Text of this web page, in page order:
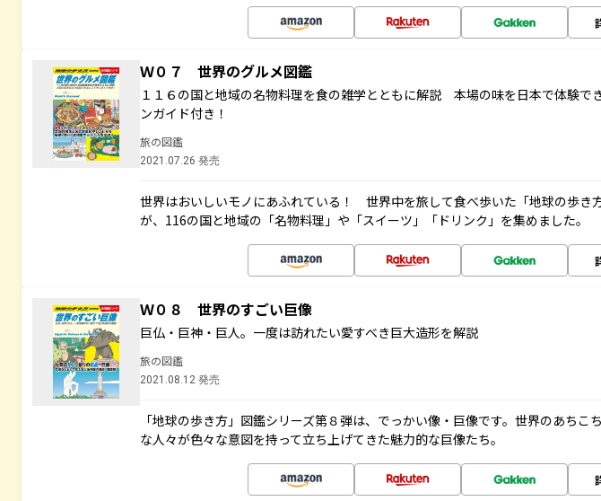
Ｗ０７ 世界のグルメ図鑑
１１６の国と地域の名物料理を食の雑学とともに解説 本場の味を日本で体験で
ンガイド付き！
旅の図鑑
2021.07.26 発売
世界はおいしいモノにあふれている！ 世界中を旅して食べ歩いた「地球の歩き
が、116の国と地域の「名物料理」や「スイーツ」「ドリンク」を集めました。
Ｗ０８ 世界のすごい巨像
巨仏・巨神・巨人。一度は訪れたい愛すべき巨大造形を解説
旅の図鑑
2021.08.12 発売
「地球の歩き方」図鑑シリーズ第８弾は、でっかい像・巨像です。世界のあちこ
な人々が色々な意図を持って立ち上げてきた魅力的な巨像たち。